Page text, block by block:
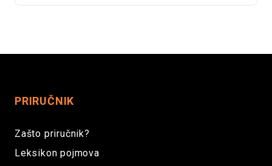
PRIRUČNIK
Zašto priručnik?
Leksikon pojmova